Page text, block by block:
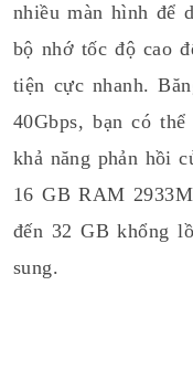
nhiều màn hình để
bộ nhớ tốc độ cao
tiện cực nhanh.
40Gbps, bạn có
khả năng phản hồi
16 GB RAM
đến 32 GB khổng
sung.